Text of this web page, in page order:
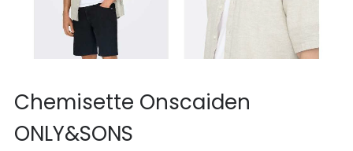
Chemisette Onscaiden
ONLY&SONS